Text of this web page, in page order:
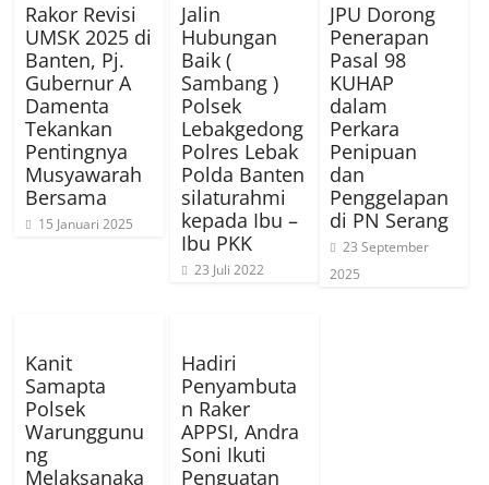
Rakor Revisi
UMSK 2025 di
Banten, Pj.
Gubernur A
Damenta
Tekankan
Pentingnya
Musyawarah
Bersama
15 Januari 2025
Jalin
Hubungan
Baik (
Sambang )
Polsek
Lebakgedong
Polres Lebak
Polda Banten
silaturahmi
kepada Ibu –
Ibu PKK
23 Juli 2022
JPU Dorong
Penerapan
Pasal 98
KUHAP
dalam
Perkara
Penipuan
dan
Penggelapan
di PN Serang
23 September
2025
Kanit
Samapta
Polsek
Warunggunu
ng
Melaksanaka
Hadiri
Penyambuta
n Raker
APPSI, Andra
Soni Ikuti
Penguatan